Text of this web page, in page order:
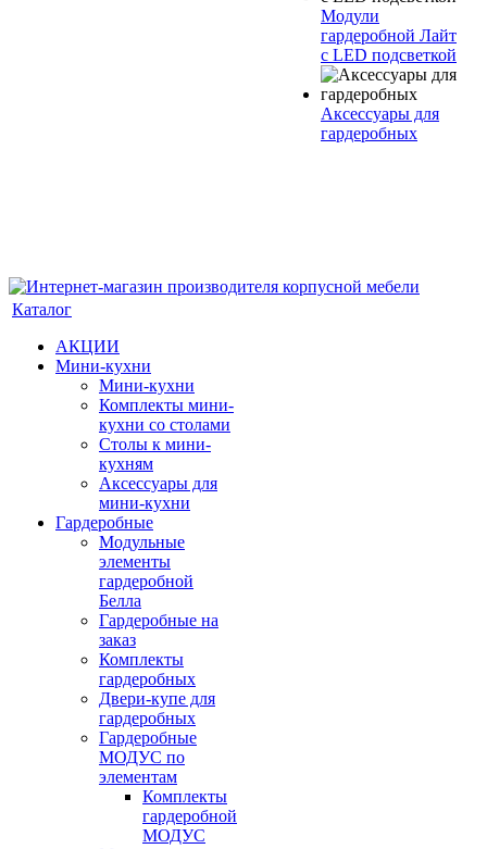
Модули
гардеробной Лайт
с LED подсветкой
Аксессуары для
гардеробных
Каталог
АКЦИИ
Мини-кухни
Мини-кухни
Комплекты мини-
кухни со столами
Столы к мини-
кухням
Аксессуары для
мини-кухни
Гардеробные
Модульные
элементы
гардеробной
Белла
Гардеробные на
заказ
Комплекты
гардеробных
Двери-купе для
гардеробных
Гардеробные
МОДУС по
элементам
Комплекты
гардеробной
МОДУС